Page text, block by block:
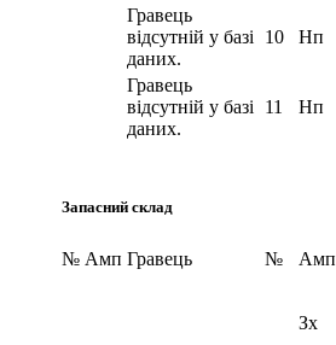
Гравець
відсутній у базі
даних.
10 Нп
Гравець
відсутній у базі
даних.
11 Нп
Запасний склад
№ Амп Гравець № Амп
Зх